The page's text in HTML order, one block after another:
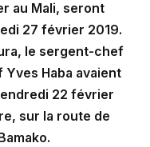
au Mali, seront
27 février 2019.
le sergent-chef
Haba avaient
22 février
sur la route de